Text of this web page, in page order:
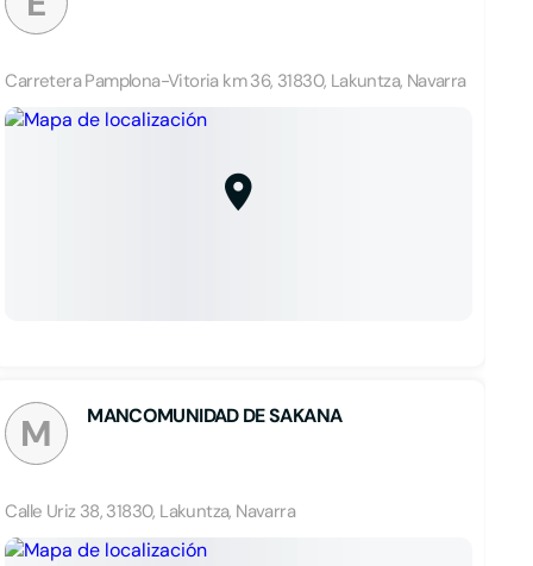
Carretera Pamplona-Vitoria km 36, 31830, Lakuntza, Navarra
M MANCOMUNIDAD DE SAKANA
Calle Uriz 38, 31830, Lakuntza, Navarra